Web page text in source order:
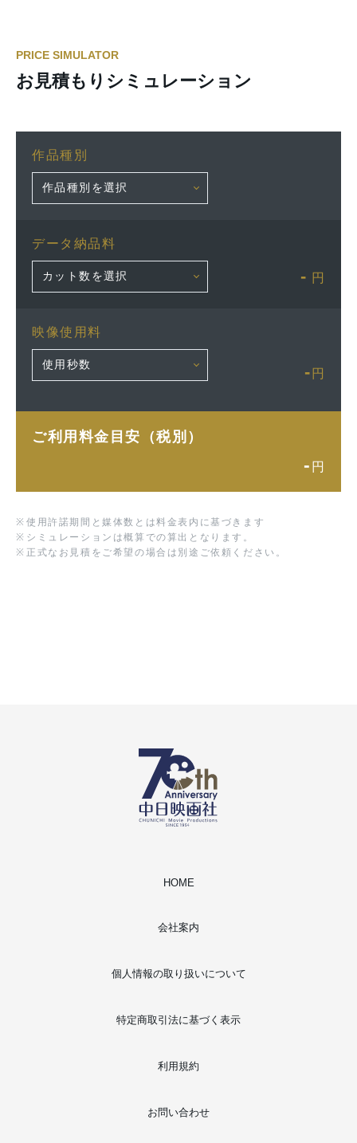
PRICE SIMULATOR
お見積もりシミュレーション
作品種別
データ納品料
- 円
映像使用料
- 円
ご利用料金目安（税別）
- 円
※ 使用許諾期間と媒体数とは料金表内に基づきます
※ シミュレーションは概算での算出となります。
※ 正式なお見積をご希望の場合は別途ご依頼ください。
HOME
会社案内
個人情報の取り扱いについて
特定商取引法に基づく表示
利用規約
お問い合わせ